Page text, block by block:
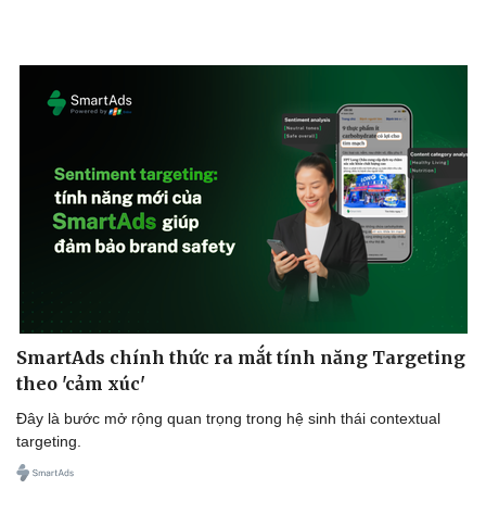
Văn hóa
Sân khấu - Điện ảnh
Âm nhạc
Di sản
Giải trí
Sao Việt
SmartAds chính thức ra mắt tính năng Targeting
theo 'cảm xúc'
Đây là bước mở rộng quan trọng trong hệ sinh thái contextual
targeting.